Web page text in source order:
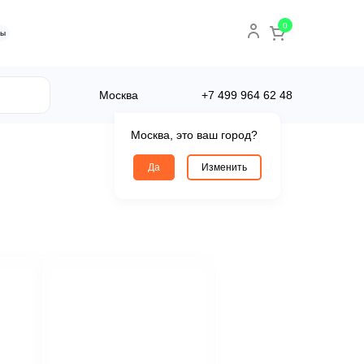
0
Москва, это ваш город?
Да Изменить
Москва +7 499 964 62 48